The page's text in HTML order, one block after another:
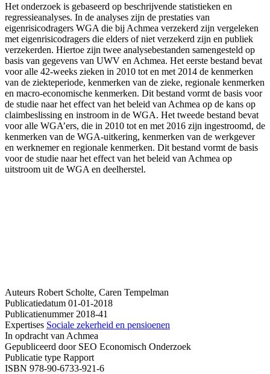
Het onderzoek is gebaseerd op beschrijvende statistieken en
regressieanalyses. In de analyses zijn de prestaties van
eigenrisicodragers WGA die bij Achmea verzekerd zijn vergeleken
met eigenrisicodragers die elders of niet verzekerd zijn en publiek
verzekerden. Hiertoe zijn twee analysebestanden samengesteld op
basis van gegevens van UWV en Achmea. Het eerste bestand bevat
voor alle 42-weeks zieken in 2010 tot en met 2014 de kenmerken
van de ziekteperiode, kenmerken van de zieke, regionale kenmerken
en macro-economische kenmerken. Dit bestand vormt de basis voor
de studie naar het effect van het beleid van Achmea op de kans op
claimbeslissing en instroom in de WGA. Het tweede bestand bevat
voor alle WGA’ers, die in 2010 tot en met 2016 zijn ingestroomd, de
kenmerken van de WGA-uitkering, kenmerken van de werkgever
en werknemer en regionale kenmerken. Dit bestand vormt de basis
voor de studie naar het effect van het beleid van Achmea op
uitstroom uit de WGA en deelherstel.
Auteurs Robert Scholte, Caren Tempelman
Publicatiedatum 01-01-2018
Publicatienummer2018-41
Expertises Sociale zekerheid en pensioenen
In opdracht van Achmea
Gepubliceerd doorSEO Economisch Onderzoek
Publicatie type Rapport
ISBN 978-90-6733-921-6